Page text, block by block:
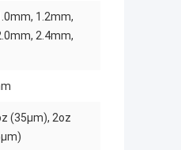
1.2mm,
2.4mm,
(35µm), 2oz